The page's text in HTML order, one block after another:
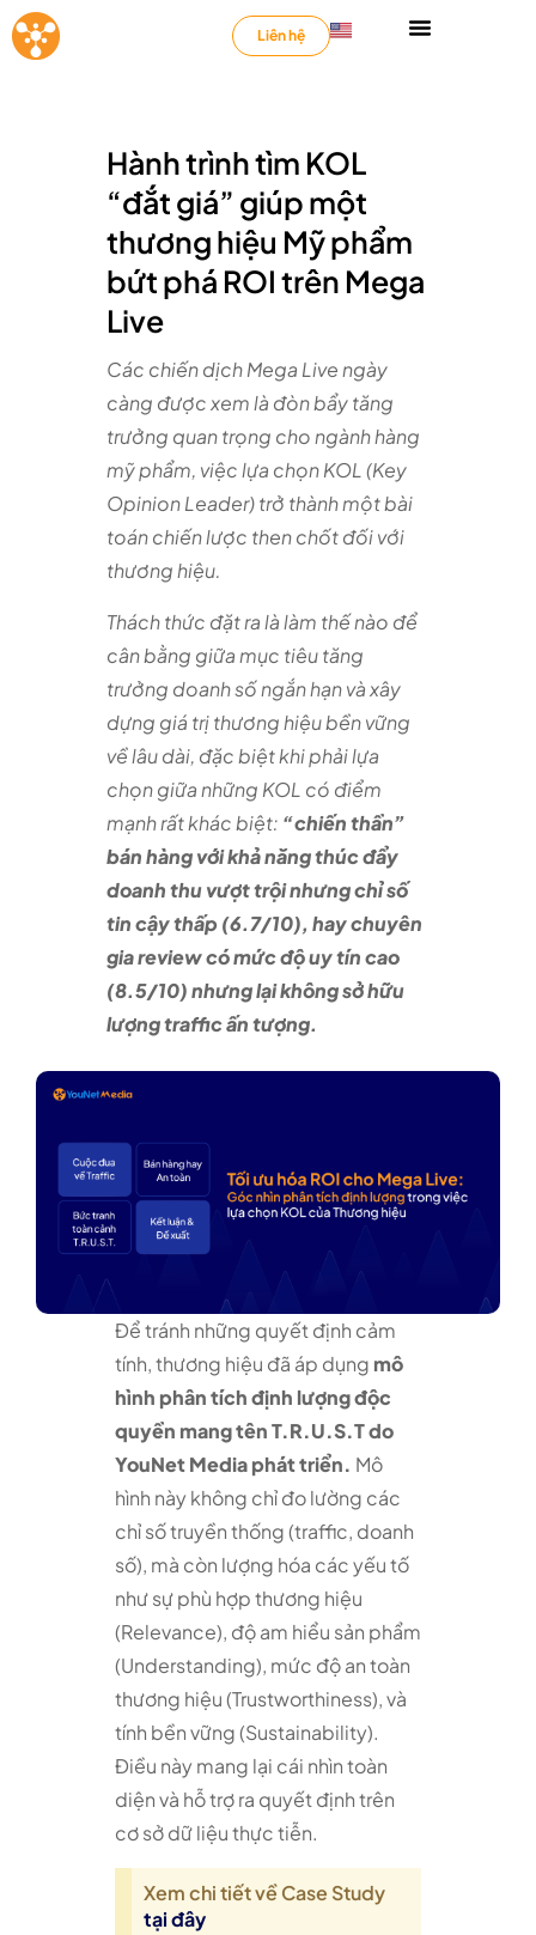
Liên hệ
Hành trình tìm KOL
“đắt giá” giúp một
thương hiệu Mỹ phẩm
bứt phá ROI trên Mega
Live
Các chiến dịch Mega Live ngày
càng được xem là đòn bẩy tăng
trưởng quan trọng cho ngành hàng
mỹ phẩm, việc lựa chọn KOL (Key
Opinion Leader) trở thành một bài
toán chiến lược then chốt đối với
thương hiệu.
Thách thức đặt ra là làm thế nào để
cân bằng giữa mục tiêu tăng
trưởng doanh số ngắn hạn và xây
dựng giá trị thương hiệu bền vững
về lâu dài, đặc biệt khi phải lựa
chọn giữa những KOL có điểm
mạnh rất khác biệt: “chiến thần”
bán hàng với khả năng thúc đẩy
doanh thu vượt trội nhưng chỉ số
tin cậy thấp (6.7/10), hay chuyên
gia review có mức độ uy tín cao
(8.5/10) nhưng lại không sở hữu
lượng traffic ấn tượng.
Để tránh những quyết định cảm
tính, thương hiệu đã áp dụng mô
hình phân tích định lượng độc
quyền mang tên T.R.U.S.T do
YouNet Media phát triển. Mô
hình này không chỉ đo lường các
chỉ số truyền thống (traffic, doanh
số), mà còn lượng hóa các yếu tố
như sự phù hợp thương hiệu
(Relevance), độ am hiểu sản phẩm
(Understanding), mức độ an toàn
thương hiệu (Trustworthiness), và
tính bền vững (Sustainability).
Điều này mang lại cái nhìn toàn
diện và hỗ trợ ra quyết định trên
cơ sở dữ liệu thực tiễn.
Xem chi tiết về Case Study
tại đây